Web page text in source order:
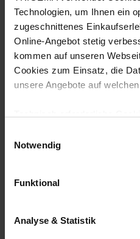
Technologien, um Ihnen ein
zugeschnittenes
Online-Angebot stetig
kommen auf unseren
Cookies zum Einsatz, die
unsere Angebote auf
grundlegende Funktionen wie
gewährleisten.
Für die Darstellung
und Inhalte aufgrund Ihres
Notwendig
Funktional
Analyse & Statistik
5
Als Geschenk kam es